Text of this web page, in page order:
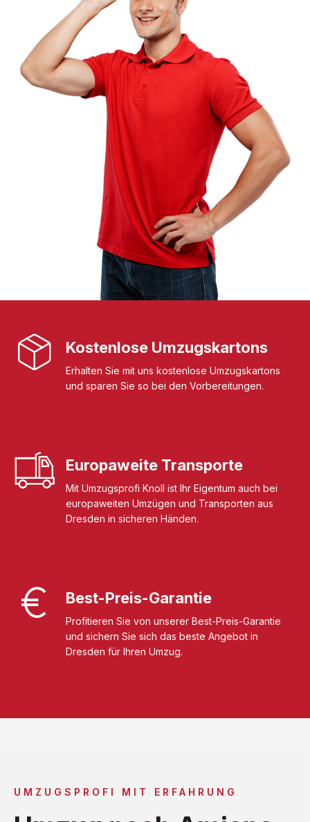
Kostenlose Umzugskartons
Erhalten Sie mit uns kostenlose Umzugskartons
und sparen Sie so bei den Vorbereitungen.
Europaweite Transporte
Mit Umzugsprofi Knoll ist Ihr Eigentum auch bei
europaweiten Umzügen und Transporten aus
Dresden in sicheren Händen.
Best-Preis-Garantie
Profitieren Sie von unserer Best-Preis-Garantie
und sichern Sie sich das beste Angebot in
Dresden für Ihren Umzug.
UMZUGSPROFI MIT ERFAHRUNG